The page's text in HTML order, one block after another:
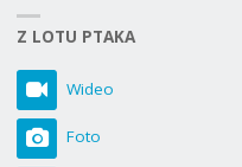
Z LOTU PTAKA
Wideo
Foto